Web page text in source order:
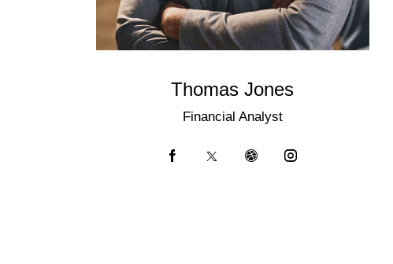
Thomas Jones
Financial Analyst